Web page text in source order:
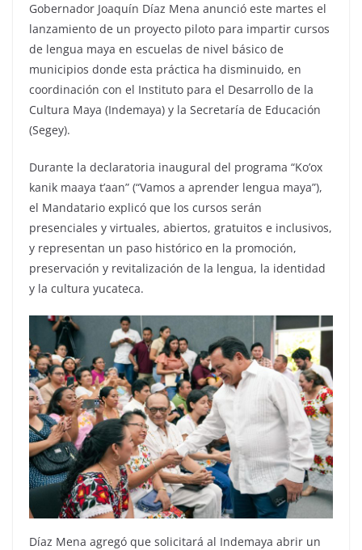
Gobernador Joaquín Díaz Mena anunció este martes el
lanzamiento de un proyecto piloto para impartir cursos
de lengua maya en escuelas de nivel básico de
municipios donde esta práctica ha disminuido, en
coordinación con el Instituto para el Desarrollo de la
Cultura Maya (Indemaya) y la Secretaría de Educación
(Segey).
Durante la declaratoria inaugural del programa “Ko’ox
kanik maaya t’aan” (“Vamos a aprender lengua maya”),
el Mandatario explicó que los cursos serán
presenciales y virtuales, abiertos, gratuitos e inclusivos,
y representan un paso histórico en la promoción,
preservación y revitalización de la lengua, la identidad
y la cultura yucateca.
Díaz Mena agregó que solicitará al Indemaya abrir un